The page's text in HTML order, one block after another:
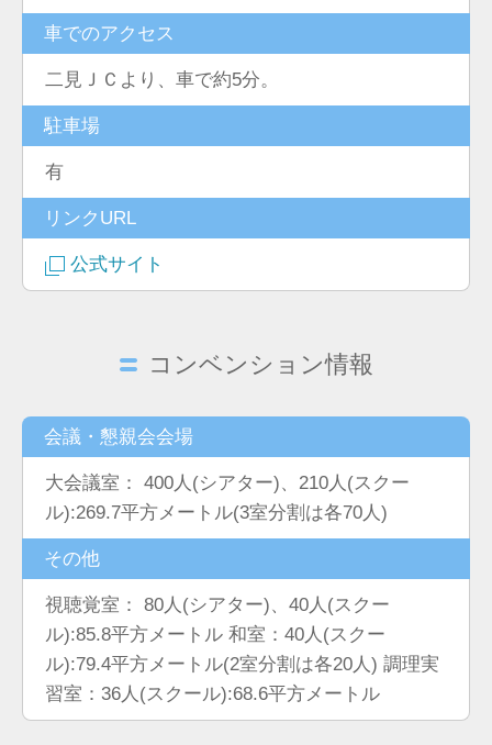
車でのアクセス
二見ＪＣより、車で約5分。
駐車場
有
リンクURL
公式サイト
コンベンション情報
会議・懇親会会場
大会議室： 400人(シアター)、210人(スクー
ル):269.7平方メートル(3室分割は各70人)
その他
視聴覚室： 80人(シアター)、40人(スクー
ル):85.8平方メートル 和室：40人(スクー
ル):79.4平方メートル(2室分割は各20人) 調理実
習室：36人(スクール):68.6平方メートル